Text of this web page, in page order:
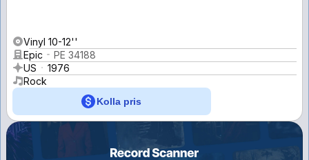
Vinyl 10-12''
Epic
PE 34188
US
1976
Rock
Kolla pris